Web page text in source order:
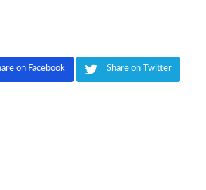
on Facebook Share on Twitter